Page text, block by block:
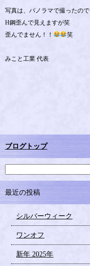
写真は、パノラマで撮ったので
H鋼歪んで見えますが笑
歪んでません！！
笑
みこと工業 代表
ブログトップ
最近の投稿
シルバーウィーク
ワンオフ
新年 2025年